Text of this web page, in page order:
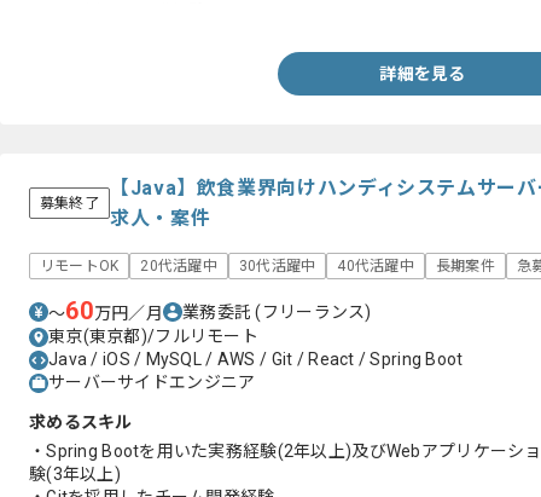
詳細を見る
募集終了
【Java】飲食業界向けハンディシステムサー
求人・案件
リモートOK 20代活躍中 30代活躍中 40代活躍中 長期案件 急
〜60万円／月 業務委託(フリーランス)
東京(東京都)/フルリモート
Java / iOS / MySQL / AWS / Git / React / Spring Boot
サーバーサイドエンジニア
求めるスキル
・Spring Bootを用いた実務経験(2年以上)及びWebアプリケーシ
験(3年以上)